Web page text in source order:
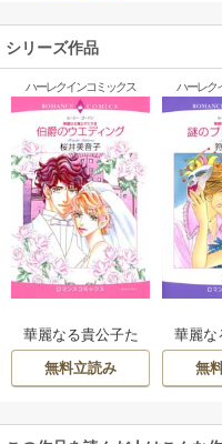
シリーズ作品
ハーレクインコミックス
華麗なる貴公子た
ち Ⅲ 伯爵のウエデ
ィング
無料立読み
ハーレク
華麗な
ち Ⅰ
無